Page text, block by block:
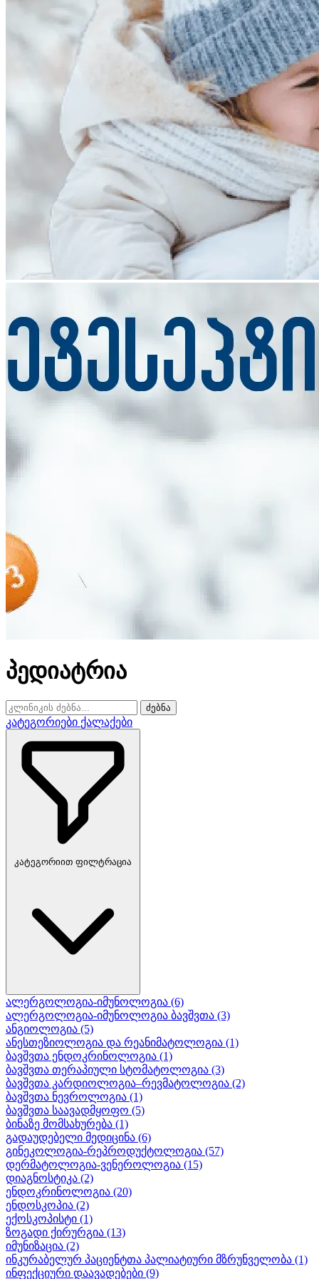
პედიატრია
ძებნა
კატეგორიები ქალაქები
კატეგორიით ფილტრაცია
ალერგოლოგია-იმუნოლოგია (6)
ალერგოლოგია-იმუნოლოგია ბავშვთა (3)
ანგიოლოგია (5)
ანესთეზიოლოგია და რეანიმატოლოგია (1)
ბავშვთა ენდოკრინოლოგია (1)
ბავშვთა თერაპიული სტომატოლოგია (3)
ბავშვთა კარდიოლოგია–რევმატოლოგია (2)
ბავშვთა ნევროლოგია (1)
ბავშვთა საავადმყოფო (5)
ბინაზე მომსახურება (1)
გადაუდებელი მედიცინა (6)
გინეკოლოგია-რეპროდუქტოლოგია (57)
დერმატოლოგია-ვენეროლოგია (15)
დიაგნოსტიკა (2)
ენდოკრინოლოგია (20)
ენდოსკოპია (2)
ექოსკოპისტი (1)
ზოგადი ქირურგია (13)
იმუნიზაცია (2)
ინკურაბელურ პაციენტთა პალიატიური მზრუნველობა (1)
ინფექციური დაავადებები (9)